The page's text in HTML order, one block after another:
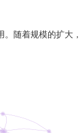
随着规模的扩大